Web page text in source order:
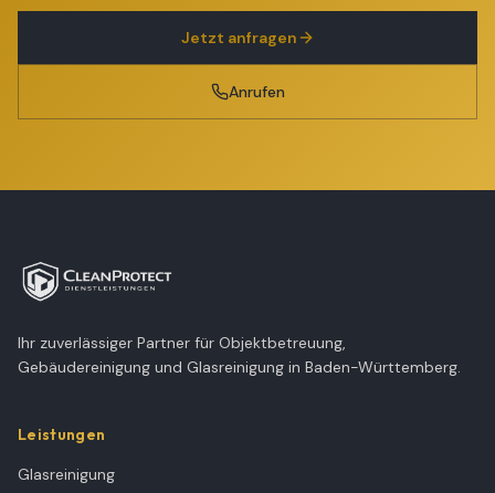
Jetzt anfragen
Anrufen
Ihr zuverlässiger Partner für Objektbetreuung,
Gebäudereinigung und Glasreinigung in Baden-Württemberg.
Leistungen
Glasreinigung